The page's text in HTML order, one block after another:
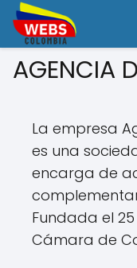
AGENCIA
La empresa
es una
encarga de
Fundada el
Cámara de